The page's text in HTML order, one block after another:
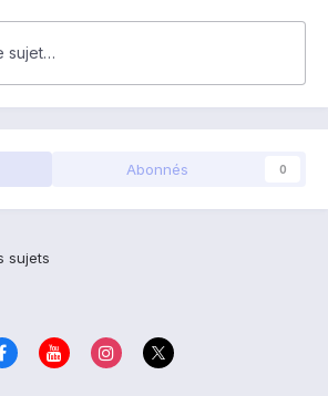
sujet…
Abonnés 0
sujets